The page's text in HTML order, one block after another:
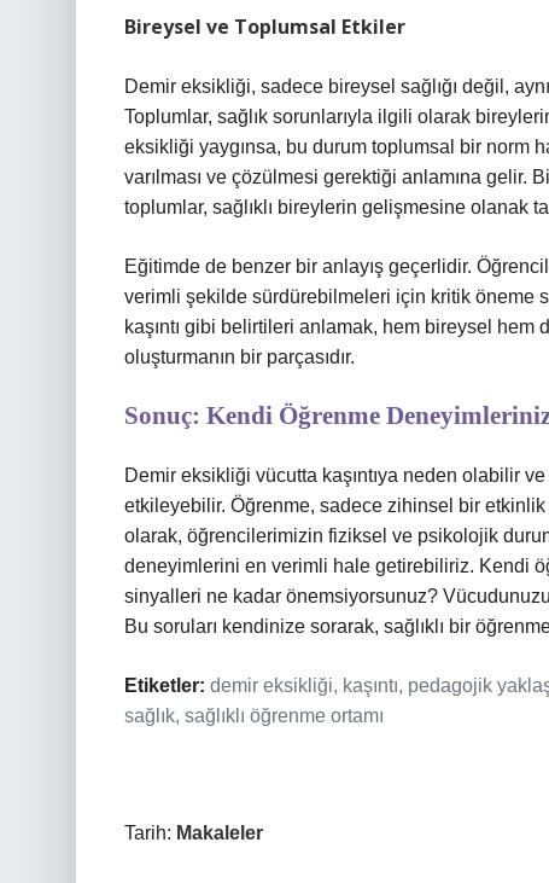
Bireysel ve Toplumsal Etkiler
Demir eksikliği, sadece bireysel sağlığı değil,
Toplumlar, sağlık sorunlarıyla ilgili olarak
eksikliği yaygınsa, bu durum toplumsal bir norm
varılması ve çözülmesi gerektiği anlamına gelir.
toplumlar, sağlıklı bireylerin gelişmesine olanak
Eğitimde de benzer bir anlayış geçerlidir.
verimli şekilde sürdürebilmeleri için kritik öneme
kaşıntı gibi belirtileri anlamak, hem bireysel hem
oluşturmanın bir parçasıdır.
Sonuç: Kendi Öğrenme
Demir eksikliği vücutta kaşıntıya neden olabilir
etkileyebilir. Öğrenme, sadece zihinsel bir
olarak, öğrencilerimizin fiziksel ve psikolojik
deneyimlerini en verimli hale getirebiliriz. Kendi
sinyalleri ne kadar önemsiyorsunuz?
Bu soruları kendinize sorarak, sağlıklı bir
Etiketler: demir eksikliği, kaşıntı, pedagojik
sağlık, sağlıklı öğrenme ortamı
Tarih: Makaleler